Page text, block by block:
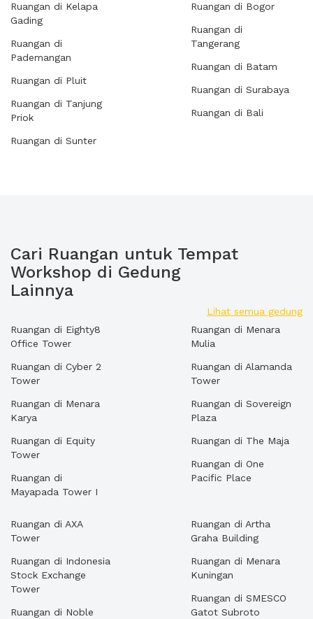
Ruangan di Kelapa
Gading
Ruangan di
Pademangan
Ruangan di Pluit
Ruangan di Tanjung
Priok
Ruangan di Sunter
Ruangan di Bogor
Ruangan di
Tangerang
Ruangan di Batam
Ruangan di Surabaya
Ruangan di Bali
Cari Ruangan untuk Tempat
Workshop di Gedung
Lainnya
Lihat semua gedung
Ruangan di Eighty8
Office Tower
Ruangan di Cyber 2
Tower
Ruangan di Menara
Karya
Ruangan di Equity
Tower
Ruangan di
Mayapada Tower I
Ruangan di Menara
Mulia
Ruangan di Alamanda
Tower
Ruangan di Sovereign
Plaza
Ruangan di The Maja
Ruangan di One
Pacific Place
Ruangan di AXA
Tower
Ruangan di Indonesia
Stock Exchange
Tower
Ruangan di Noble
Ruangan di Artha
Graha Building
Ruangan di Menara
Kuningan
Ruangan di SMESCO
Gatot Subroto